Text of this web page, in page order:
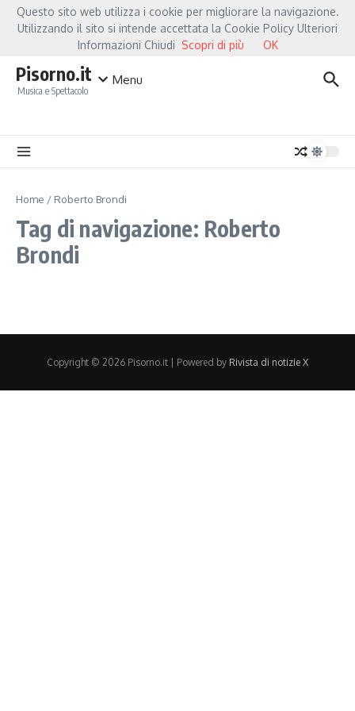
Salta al contenuto
Hot NewsFiorella Mannoia, a Capannori nasce “Anime Salve”: la data zero è
Pisorno.it
Musica e Spettacolo
Menu
Home / Roberto Brondi
Tag di navigazione: Roberto
Brondi
Copyright © 2026 Pisorno.it | Powered by Rivista di notizie X
Questo sito web utilizza i cookie per migliorare la navigazione.
Utilizzando il sito si intende accettata la Cookie Policy Ulteriori
Informazioni Chiudi Scopri di più OK